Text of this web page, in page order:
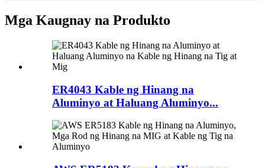
Mga Kaugnay na Produkto
ER4043 Kable ng Hinang na
Aluminyo at Haluang Aluminyo...